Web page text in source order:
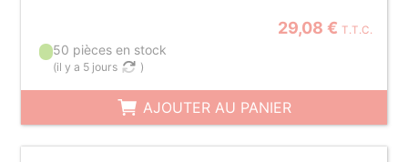
29,08 € T.T.C.
50 pièces en stock
(il y a 5 jours )
AJOUTER AU PANIER